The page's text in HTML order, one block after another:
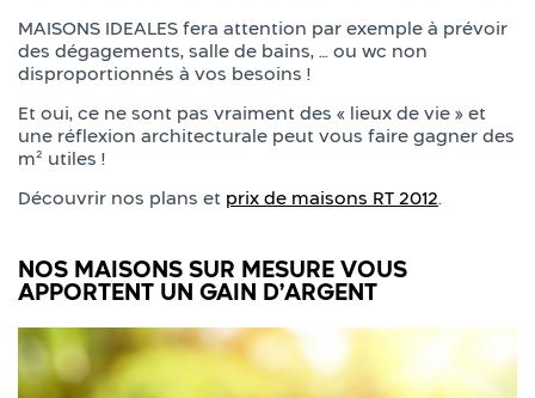
MAISONS IDEALES fera attention par exemple à prévoir
des dégagements, salle de bains, … ou wc non
disproportionnés à vos besoins !
Et oui, ce ne sont pas vraiment des « lieux de vie » et
une réflexion architecturale peut vous faire gagner des
m² utiles !
Découvrir nos plans et prix de maisons RT 2012.
NOS MAISONS SUR MESURE VOUS
APPORTENT UN GAIN D’ARGENT